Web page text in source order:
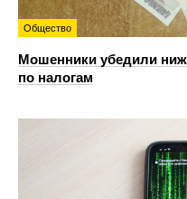
Общество
Мошенники убедили
по налогам